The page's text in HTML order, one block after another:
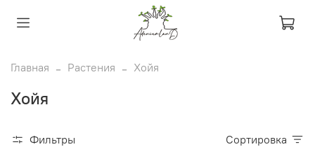
Главная Растения Хойя
Хойя
Фильтры Сортировка